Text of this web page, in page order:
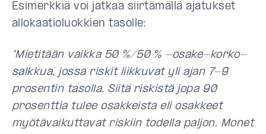
Esimerkkiä voi jatkaa siirtämällä ajatukset
allokaatioluokkien tasolle:
”Mietitään vaikka 50 %/50 % -osake-korko-
salkkua, jossa riskit liikkuvat yli ajan 7-9
prosentin tasolla. Siitä riskistä jopa 90
prosenttia tulee osakkeista eli osakkeet
myötävaikuttavat riskiin todella paljon. Monet